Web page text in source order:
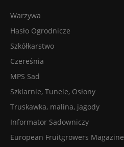
Warzywa
Hasło Ogrodnicze
Szkółkarstwo
Czereśnia
MPS Sad
Szklarnie, Tunele, Osłony
Truskawka, malina, jagody
Informator Sadowniczy
European Fruitgrowers Magazine